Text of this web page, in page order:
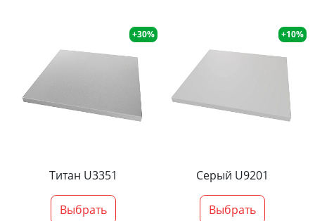
+30%
Титан U3351
Выбрать
+10%
Серый U9201
Выбрать